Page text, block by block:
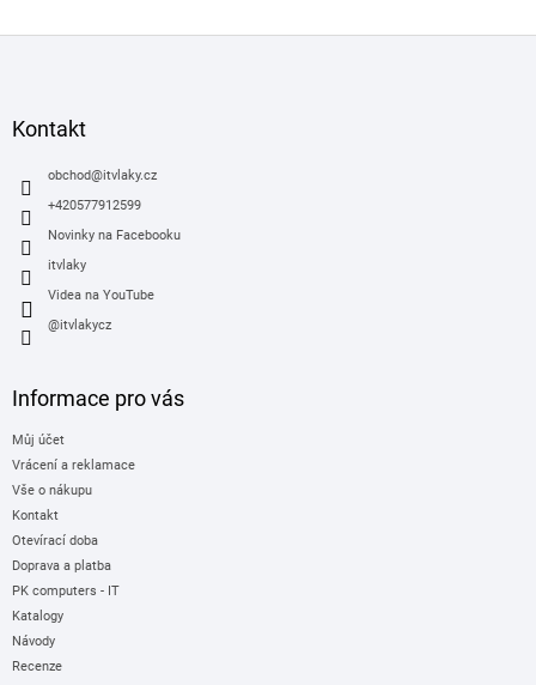
Kontakt
obchod@itvlaky.cz
+420577912599
Novinky na Facebooku
itvlaky
Videa na YouTube
@itvlakycz
Informace pro vás
Můj účet
Vrácení a reklamace
Vše o nákupu
Kontakt
Otevírací doba
Doprava a platba
PK computers - IT
Katalogy
Návody
Recenze